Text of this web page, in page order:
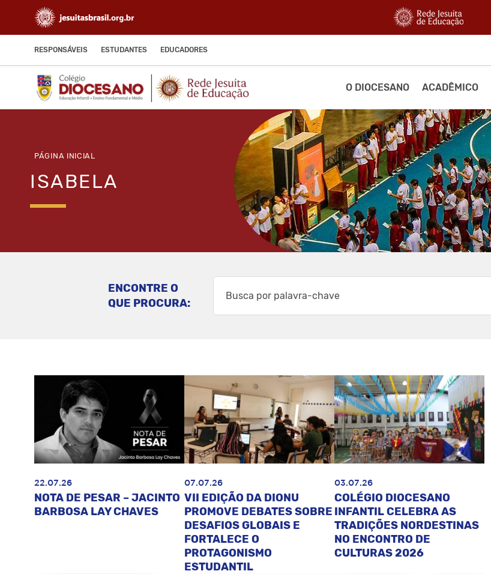
RESPONSÁVEIS ESTUDANTES EDUCADORES
O DIOCESANO ACADÊMICO
PÁGINA INICIAL
ISABELA
ENCONTRE O
QUE PROCURA:
22.07.26
NOTA DE PESAR – JACINTO
BARBOSA LAY CHAVES
07.07.26
VII EDIÇÃO DA DIONU
PROMOVE DEBATES SOBRE
DESAFIOS GLOBAIS E
FORTALECE O
PROTAGONISMO
ESTUDANTIL
03.07.26
COLÉGIO DIOCESANO
INFANTIL CELEBRA AS
TRADIÇÕES NORDESTINAS
NO ENCONTRO DE
CULTURAS 2026